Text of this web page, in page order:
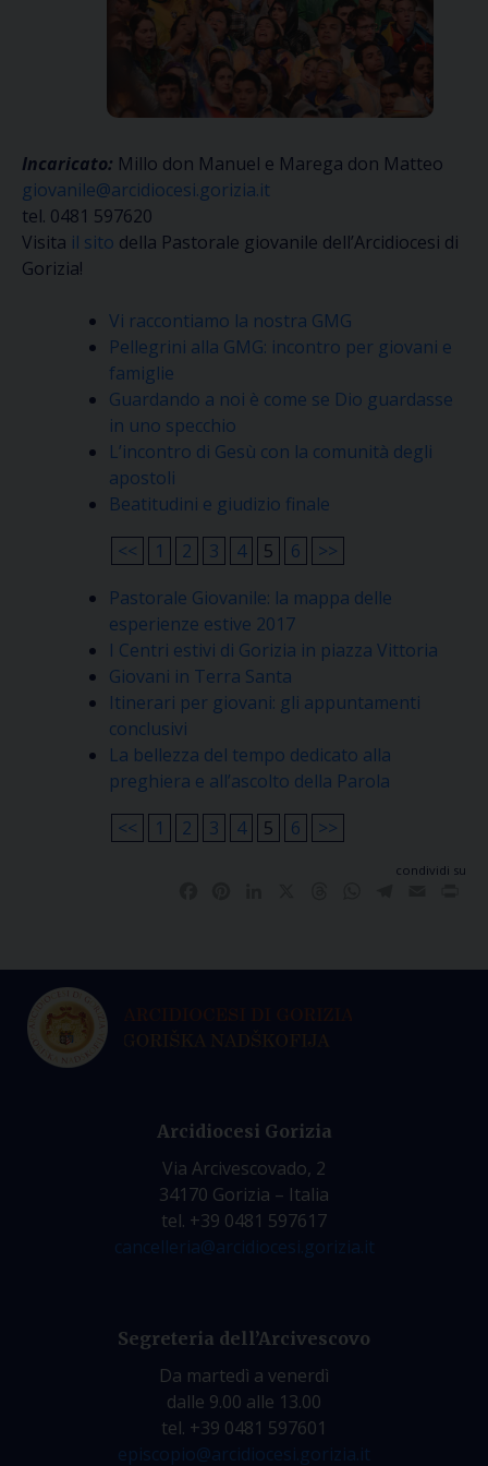
Incaricato: Millo don Manuel e Marega don Matteo
giovanile@arcidiocesi.gorizia.it
tel. 0481 597620
Visita il sito della Pastorale giovanile dell’Arcidiocesi di
Gorizia!
Vi raccontiamo la nostra GMG
Pellegrini alla GMG: incontro per giovani e
famiglie
Guardando a noi è come se Dio guardasse
in uno specchio
L’incontro di Gesù con la comunità degli
apostoli
Beatitudini e giudizio finale
<<
1 2 3 4 5 6
>>
Pastorale Giovanile: la mappa delle
esperienze estive 2017
I Centri estivi di Gorizia in piazza Vittoria
Giovani in Terra Santa
Itinerari per giovani: gli appuntamenti
conclusivi
La bellezza del tempo dedicato alla
preghiera e all’ascolto della Parola
<<
1 2 3 4 5 6 >>
condividi su
Arcidiocesi Gorizia
Via Arcivescovado, 2
34170 Gorizia – Italia
tel. +39 0481 597617
cancelleria@arcidiocesi.gorizia.it
Segreteria dell’Arcivescovo
Da martedì a venerdì
dalle 9.00 alle 13.00
tel. +39 0481 597601
episcopio@arcidiocesi.gorizia.it